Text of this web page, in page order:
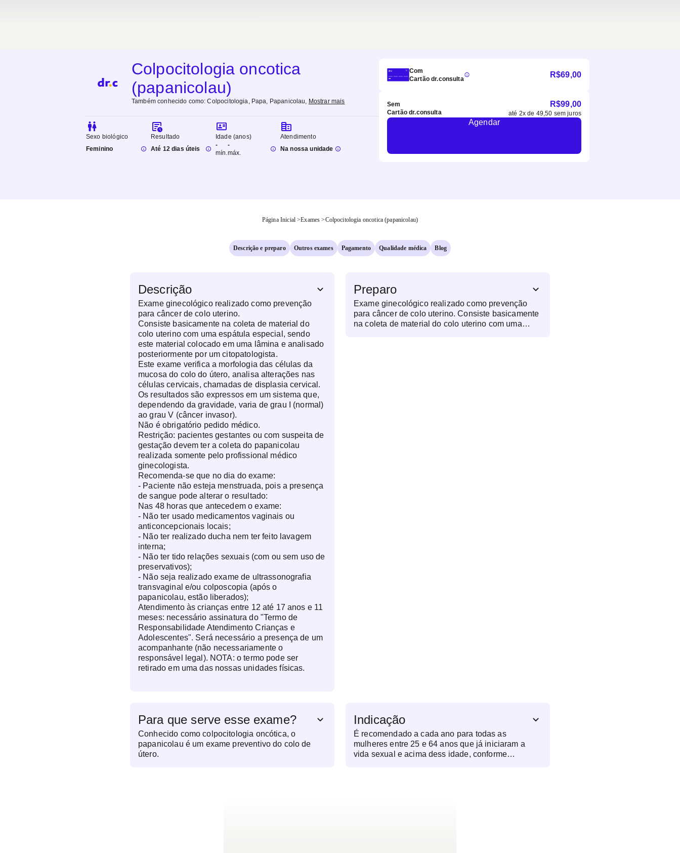
Colpocitologia oncotica
(papanicolau)
Também conhecido como:Colpocitologia, Papa, Papanicolau, Mostrar mais
Sexo biológico
Feminino
Resultado
Até 12 dias úteis
Idade (anos)
-
mín.
-
máx.
Atendimento
Na nossa unidade
Com
Cartão dr.consulta
R$69,00
Sem
Cartão dr.consulta
R$99,00
até 2x de 49,50 sem juros
Agendar
Página Inicial >Exames >Colpocitologia oncotica (papanicolau)
Descrição e preparo Outros exames Pagamento Qualidade médica Blog
Descrição
Exame ginecológico realizado como prevenção
para câncer de colo uterino.
Consiste basicamente na coleta de material do
colo uterino com uma espátula especial, sendo
este material colocado em uma lâmina e analisado
posteriormente por um citopatologista.
Este exame verifica a morfologia das células da
mucosa do colo do útero, analisa alterações nas
células cervicais, chamadas de displasia cervical.
Os resultados são expressos em um sistema que,
dependendo da gravidade, varia de grau I (normal)
ao grau V (câncer invasor).
Não é obrigatório pedido médico.
Restrição: pacientes gestantes ou com suspeita de
gestação devem ter a coleta do papanicolau
realizada somente pelo profissional médico
ginecologista.
Recomenda-se que no dia do exame:
- Paciente não esteja menstruada, pois a presença
de sangue pode alterar o resultado:
Nas 48 horas que antecedem o exame:
- Não ter usado medicamentos vaginais ou
anticoncepcionais locais;
- Não ter realizado ducha nem ter feito lavagem
interna;
- Não ter tido relações sexuais (com ou sem uso de
preservativos);
- Não seja realizado exame de ultrassonografia
transvaginal e/ou colposcopia (após o
papanicolau, estão liberados);
Atendimento às crianças entre 12 até 17 anos e 11
meses: necessário assinatura do "Termo de
Responsabilidade Atendimento Crianças e
Adolescentes". Será necessário a presença de um
acompanhante (não necessariamente o
responsável legal). NOTA: o termo pode ser
retirado em uma das nossas unidades físicas.
Preparo
Exame ginecológico realizado como prevenção
para câncer de colo uterino. Consiste basicamente
na coleta de material do colo uterino com uma
Para que serve esse exame?
Conhecido como colpocitologia oncótica, o
papanicolau é um exame preventivo do colo de
útero.
Indicação
É recomendado a cada ano para todas as
mulheres entre 25 e 64 anos que já iniciaram a
vida sexual e acima dess idade, conforme